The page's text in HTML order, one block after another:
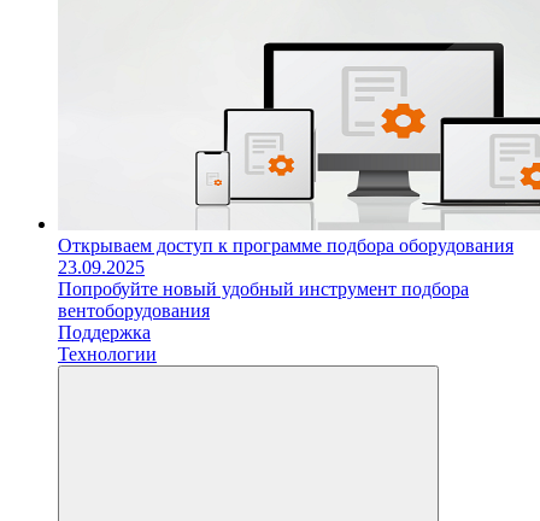
Открываем доступ к программе подбора оборудования
23.09.2025
Попробуйте новый удобный инструмент подбора
вентоборудования
Поддержка
Технологии